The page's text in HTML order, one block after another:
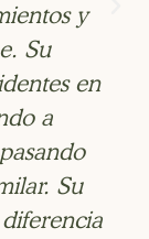
y
Su
en
a
Su